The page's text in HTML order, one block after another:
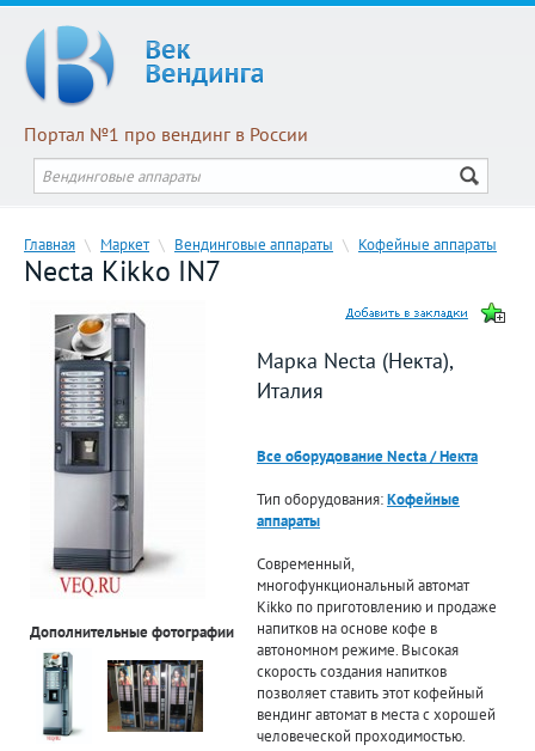
Портал №1 про вендинг в России
Главная \ Маркет \ Вендинговые аппараты \ Кофейные аппараты
Necta Kikko IN7
Дополнительные фотографии
Марка Necta (Некта),
Италия
Все оборудование Necta / Некта
Тип оборудования:Кофейные
аппараты
Современный,
многофункциональный автомат
Kikko по приготовлению и продаже
напитков на основе кофе в
автономном режиме. Высокая
скорость создания напитков
позволяет ставить этот кофейный
вендинг автомат в места с хорошей
человеческой проходимостью.